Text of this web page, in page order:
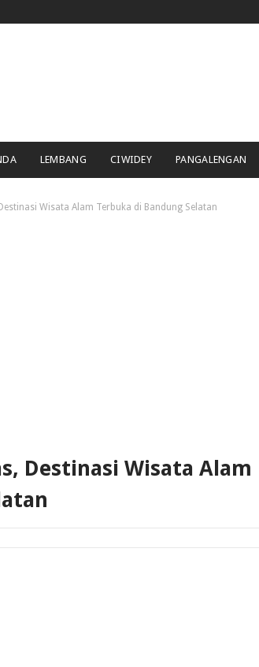
LEMBANG CIWIDEY PANGALENGAN
Wisata Alam Terbuka di Bandung Selatan
Destinasi Wisata Alam